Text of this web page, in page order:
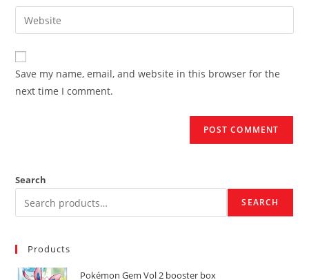
comment
email
address
comment
Enter
your
website
URL
(optional)
Save my name, email, and website in this browser for the
next time I comment.
Search
SEARCH
Products
Pokémon Gem Vol 2 booster box